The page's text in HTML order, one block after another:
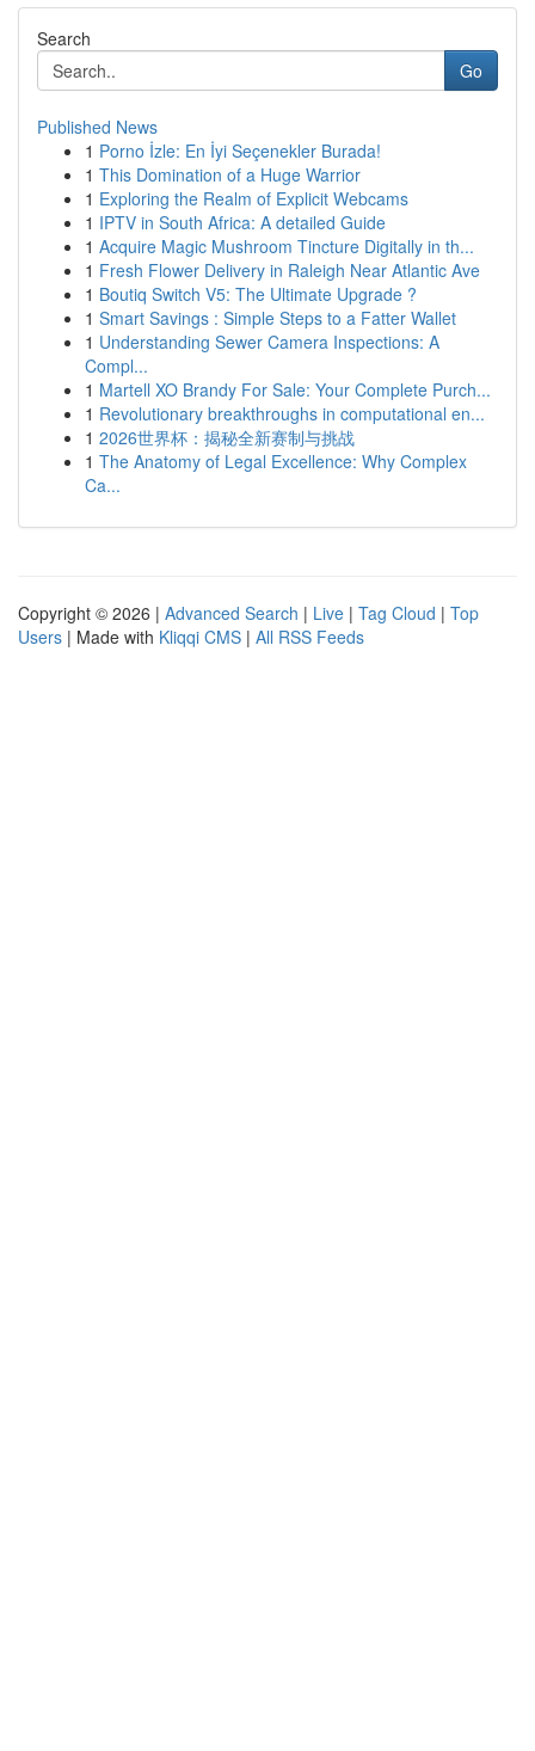
Search
Go
Published News
1 Porno İzle: En İyi Seçenekler Burada!
1 This Domination of a Huge Warrior
1 Exploring the Realm of Explicit Webcams
1 IPTV in South Africa: A detailed Guide
1 Acquire Magic Mushroom Tincture Digitally in th...
1 Fresh Flower Delivery in Raleigh Near Atlantic Ave
1 Boutiq Switch V5: The Ultimate Upgrade ?
1 Smart Savings : Simple Steps to a Fatter Wallet
1 Understanding Sewer Camera Inspections: A
Compl...
1 Martell XO Brandy For Sale: Your Complete Purch...
1 Revolutionary breakthroughs in computational en...
1 2026世界杯：揭秘全新赛制与挑战
1 The Anatomy of Legal Excellence: Why Complex
Ca...
Copyright © 2026 | Advanced Search | Live | Tag Cloud | Top
Users | Made with Kliqqi CMS | All RSS Feeds